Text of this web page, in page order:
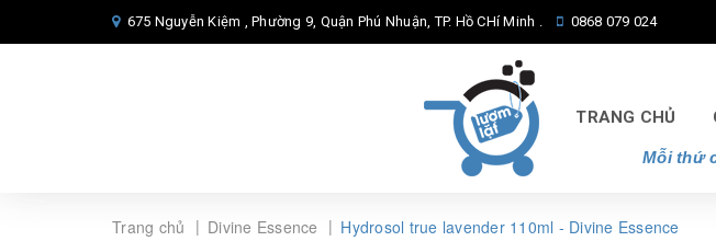
675 Nguyễn Kiệm , Phường 9, Quận Phú Nhuận, TP. Hồ CHí Minh . 0868 079 024
TRANG CHỦ
Mỗi thứ
Trang chủ | Divine Essence | Hydrosol true lavender 110ml - Divine Essence